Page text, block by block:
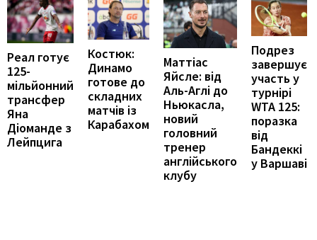
Реал готує
125-
мільйонний
трансфер
Яна
Діоманде з
Лейпцига
Костюк:
Динамо
готове до
складних
матчів із
Карабахом
Маттіас
Яйсле: від
Аль-Аглі до
Ньюкасла,
новий
головний
тренер
англійського
клубу
Подрез
завершує
участь у
турнірі
WTA 125:
поразка
від
Бандеккі
у Варшаві